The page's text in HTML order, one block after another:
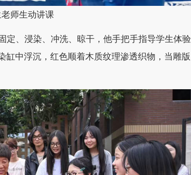
生动讲课
、浸染、冲洗、晾干，他手把手指导学生体验
中浮沉，红色顺着木质纹理渗透织物，当雕版